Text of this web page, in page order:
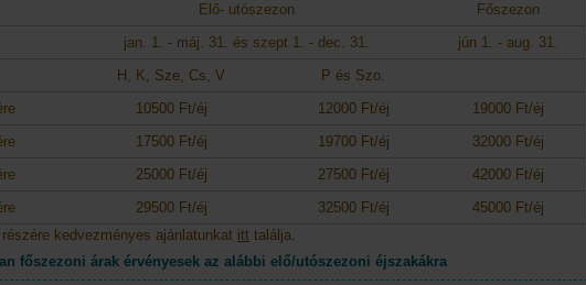
Elő- utószezon
Főszezon
jan. 1. - máj. 31. és szept 1. - dec. 31.
jún 1. - aug. 31.
H, K, Sze, Cs, V
P és Szo.
10500 Ft/éj 12000 Ft/éj
19000 Ft/éj
17500 Ft/éj 19700 Ft/éj
32000 Ft/éj
25000 Ft/éj 27500 Ft/éj
42000 Ft/éj
29500 Ft/éj 32500 Ft/éj
45000 Ft/éj
kedvezményes ajánlatunkat itt találja.
főszezoni árak érvényesek az alábbi elő/utószezoni éjszakákra